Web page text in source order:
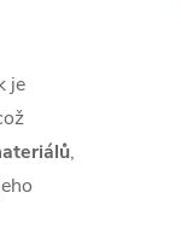
je
,